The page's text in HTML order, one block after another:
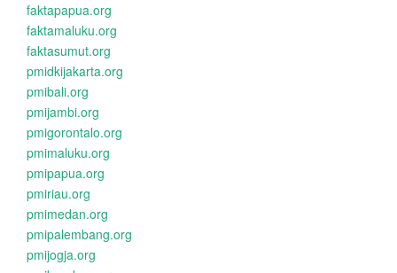
faktapapua.org
faktamaluku.org
faktasumut.org
pmidkijakarta.org
pmibali.org
pmijambi.org
pmigorontalo.org
pmimaluku.org
pmipapua.org
pmiriau.org
pmimedan.org
pmipalembang.org
pmijogja.org